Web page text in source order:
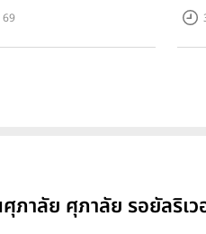
ณ
คุณ
ภาลัย ศุภาลัย รอยัลริเว